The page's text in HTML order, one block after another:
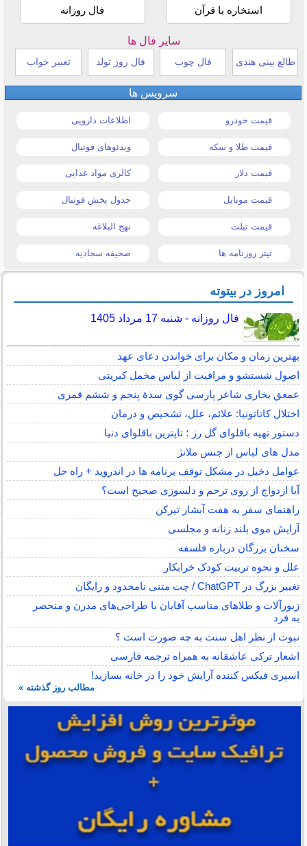
استخاره با قرآن فال روزانه
سایر فال ها
طالع بینی هندی فال چوب فال روز تولد تعبیر خواب
سرویس ها
قیمت خودرو اطلاعات دارویی
قیمت طلا و سکه ویدئوهای فوتبال
قیمت دلار کالری مواد غذایی
قیمت موبایل جدول پخش فوتبال
قیمت تبلت نهج البلاغه
تیتر روزنامه ها صحیفه سجادیه
امروز در بیتوته
فال روزانه - شنبه 17 مرداد 1405
بهترین زمان و مکان برای خواندن دعای عهد
اصول شستشو و مراقبت از لباس مخمل کبریتی
عمعق بخاری شاعر پارسی گوی سدهٔ پنجم و ششم قمری
اختلال کاتاتونیا: علائم، علل، تشخیص و درمان
دستور تهیه باقلوای گل رز ؛ تاپترین باقلوای دنیا
مدل های لباس از جنس ملانژ
عوامل دخیل در مشکل توقف برنامه ها در اندروید + راه حل
آیا ازدواج از روی ترحم و دلسوزی صحیح است؟
راهنمای سفر به هفت آبشار تیرکن
آرایش موی بلند زنانه و مجلسی
سخنان بزرگان درباره فلسفه
علل و نحوه تربیت کودک خرابکار
تغییر بزرگ در ChatGPT / چت متنی نامحدود و رایگان
زیورآلات و طلاهای مناسب آقایان با طراحی‌های مدرن و منحصر
به فرد
نبوت از نظر اهل سنت به چه صورت است ؟
اشعار ترکی عاشقانه به همراه ترجمه فارسی
اسپری فیکس کننده آرایش خود را در خانه بسازید!
مطالب روز گذشته »